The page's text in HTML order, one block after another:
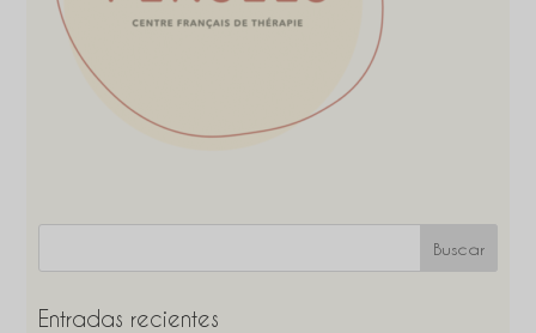
Entradas recientes